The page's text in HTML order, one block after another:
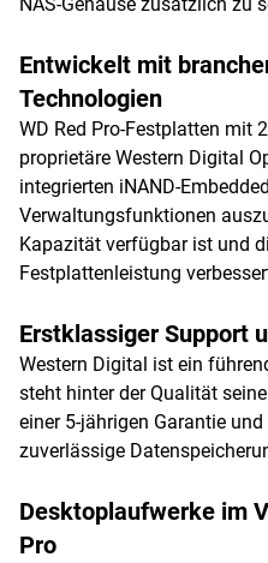
Entwickelt mit
Technologien
WD Red Pro-Festplatten mit
proprietäre Western Digital
integrierten iNAND-
Verwaltungsfunktionen
Kapazität verfügbar ist und
Festplattenleistung
Erstklassiger Support
Western Digital ist ein
steht hinter der Qualität
einer 5-jährigen Garantie
zuverlässige
Desktoplaufwerke im
Pro